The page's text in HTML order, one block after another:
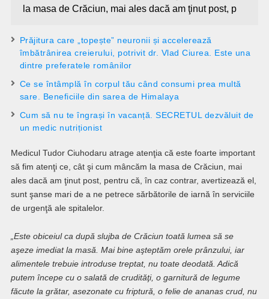
la masa de Crăciun, mai ales dacă am ţinut post, p
Prăjitura care „topește” neuronii și accelerează
îmbătrânirea creierului, potrivit dr. Vlad Ciurea. Este una
dintre preferatele românilor
Ce se întâmplă în corpul tău când consumi prea multă
sare. Beneficiile din sarea de Himalaya
Cum să nu te îngrași în vacanță. SECRETUL dezvăluit de
un medic nutriționist
Medicul Tudor Ciuhodaru atrage atenţia că este foarte important
să fim atenţi ce, cât şi cum mâncăm la masa de Crăciun, mai
ales dacă am ţinut post, pentru că, în caz contrar, avertizează el,
sunt şanse mari de a ne petrece sărbătorile de iarnă în serviciile
de urgenţă ale spitalelor.
„Este obiceiul ca după slujba de Crăciun toată lumea să se
aşeze imediat la masă. Mai bine aşteptăm orele prânzului, iar
alimentele trebuie introduse treptat, nu toate deodată. Adică
putem începe cu o salată de crudităţi, o garnitură de legume
făcute la grătar, asezonate cu friptură, o felie de ananas crud, nu